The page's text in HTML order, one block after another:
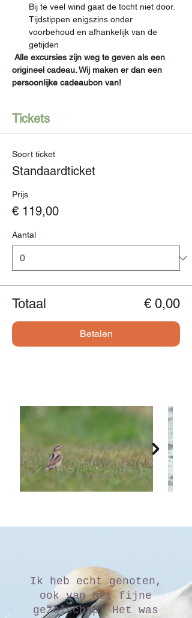
Bij te veel wind gaat de tocht niet door.
Tijdstippen enigszins onder
voorbehoud en afhankelijk van de
getijden
Alle excursies zijn weg te geven als een
origineel cadeau. Wij maken er dan een
persoonlijke cadeaubon van!
Tickets
Soort ticket
Standaardticket
Prijs
€ 119,00
Aantal
Totaal € 0,00
Betalen
Ik heb echt genoten,
ook van het fijne
gezelschap! Het was